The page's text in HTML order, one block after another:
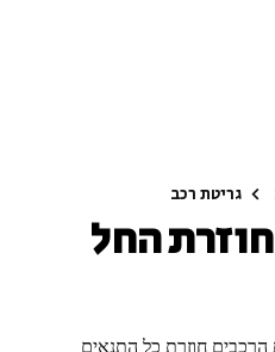
גריטת רכב
החל